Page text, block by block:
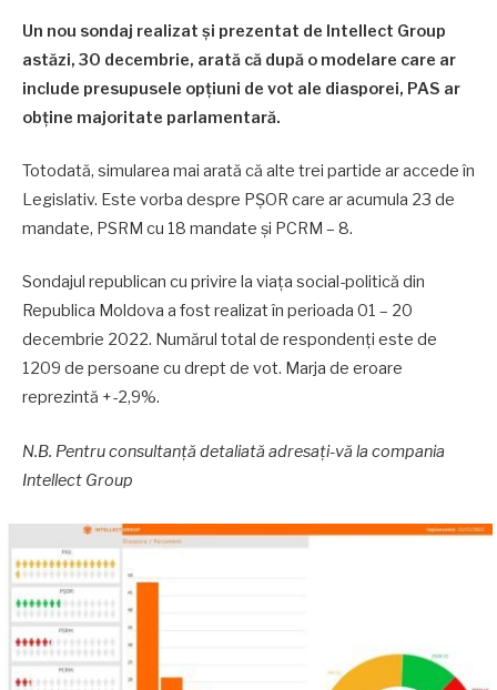
Un nou sondaj realizat și prezentat de Intellect Group
astăzi, 30 decembrie, arată că după o modelare care ar
include presupusele opțiuni de vot ale diasporei, PAS ar
obține majoritate parlamentară.
Totodată, simularea mai arată că alte trei partide ar accede în
Legislativ. Este vorba despre PȘOR care ar acumula 23 de
mandate, PSRM cu 18 mandate și PCRM – 8.
Sondajul republican cu privire la viața social-politică din
Republica Moldova a fost realizat în perioada 01 – 20
decembrie 2022. Numărul total de respondenți este de
1209 de persoane cu drept de vot. Marja de eroare
reprezintă +-2,9%.
N.B. Pentru consultanță detaliată adresați-vă la compania
Intellect Group